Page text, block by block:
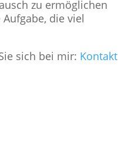
zu ermöglichen
die viel
sich bei mir: Kontakt